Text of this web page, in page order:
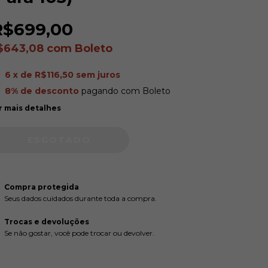
com Boleto
6 x de R$116,50 sem juros
8% de desconto pagando com Boleto
mais detalhes
Compra protegida
Seus dados cuidados durante toda a compra.
Trocas e devoluções
Se não gostar, você pode trocar ou devolver.